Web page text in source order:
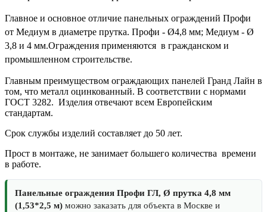
Главное и основное отличие панельных ограждений Профи
от Медиум в диаметре прутка. Профи - Ø4,8 мм; Медиум - Ø
3,8 и 4 мм.Ограждения применяются в гражданском и
промышленном строительстве.
Главным преимуществом ограждающих панелей Гранд Лайн в
том, что металл оцинкованный. В соответствии с нормами
ГОСТ 3282. Изделия отвечают всем Европейским
стандартам.
Срок службы изделий составляет до 50 лет.
Прост в монтаже, не занимает большего количества времени
в работе.
Панельные ограждения Профи ГЛ, Ø прутка 4,8 мм
(1,53*2,5 м) можно заказать для объекта в Москве и